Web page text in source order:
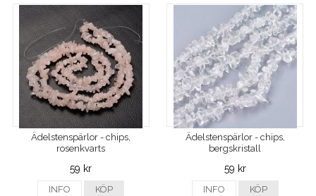
Ädelstenspärlor - chips,
rosenkvarts
59 kr
INFO KÖP
Ädelstenspärlor - chips,
bergskristall
59 kr
INFO KÖP